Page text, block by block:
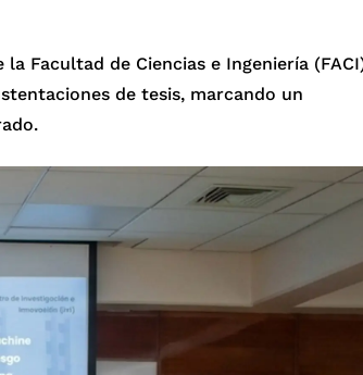
Facultad de Ciencias e Ingeniería
de tesis, marcando un